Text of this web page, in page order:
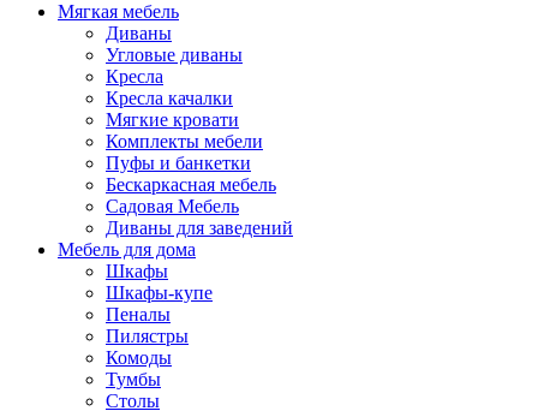
Мягкая мебель
Диваны
Угловые диваны
Кресла
Кресла качалки
Мягкие кровати
Комплекты мебели
Пуфы и банкетки
Бескаркасная мебель
Садовая Мебель
Диваны для заведений
Мебель для дома
Шкафы
Шкафы-купе
Пеналы
Пилястры
Комоды
Тумбы
Столы